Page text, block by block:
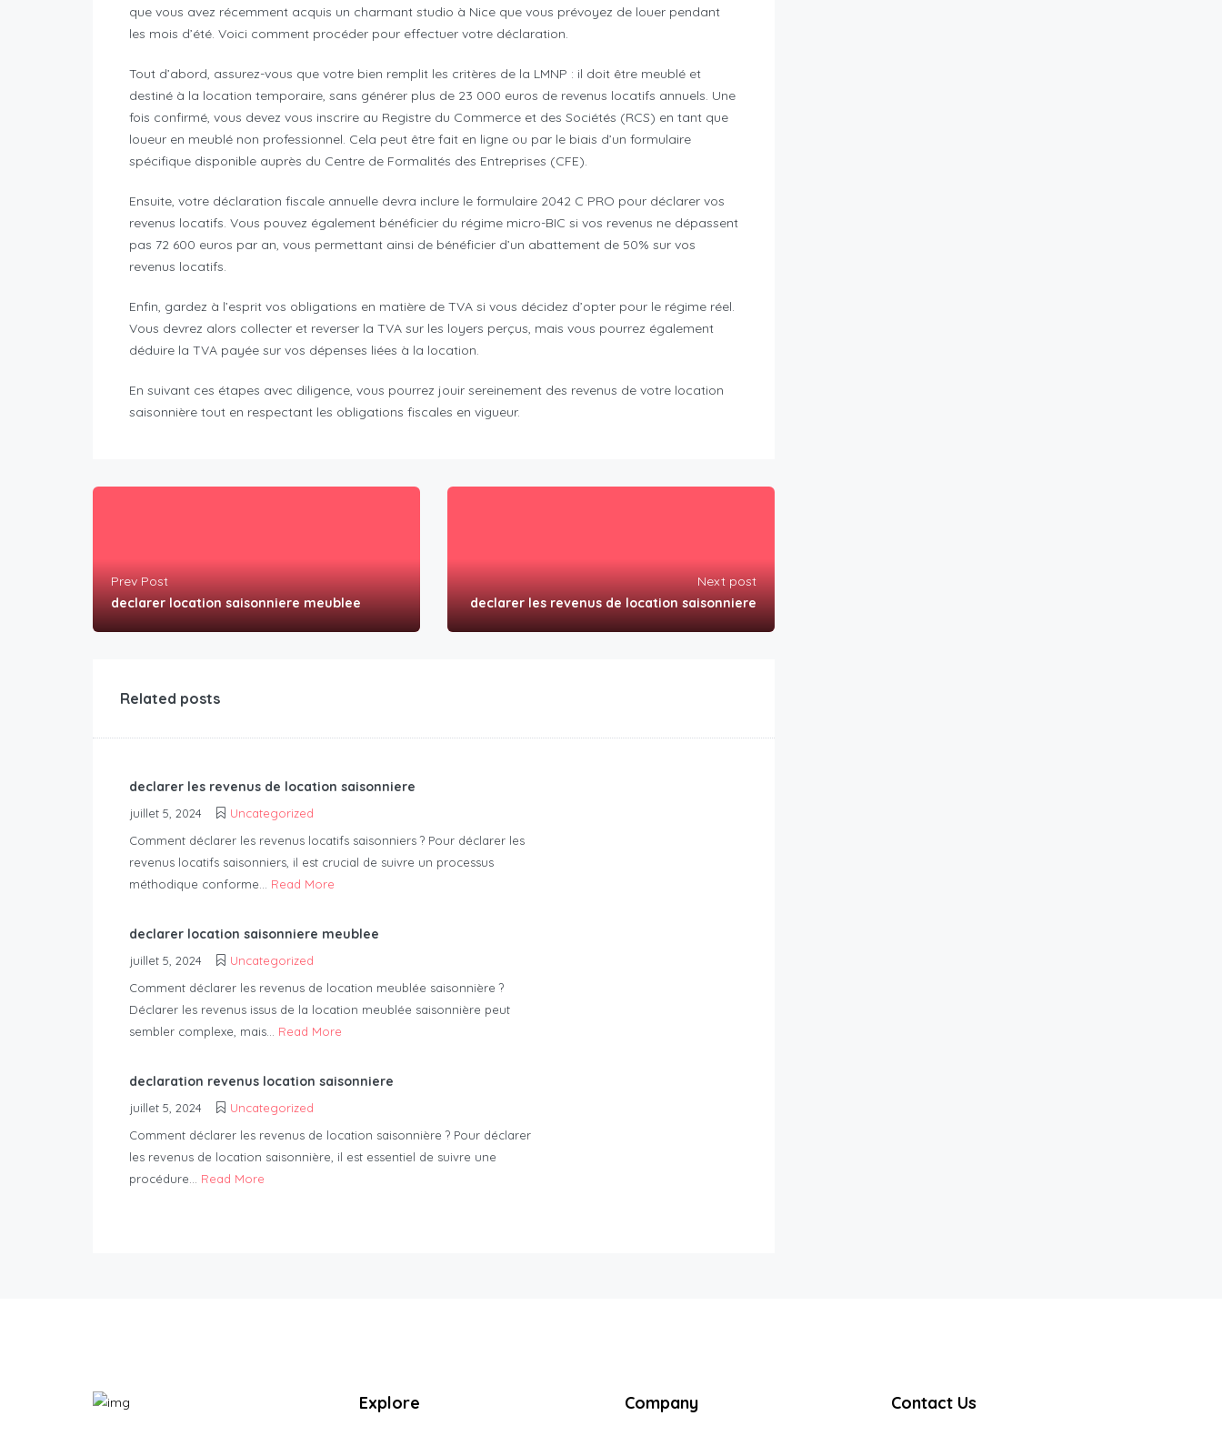
que vous avez récemment acquis un charmant studio à Nice que vous prévoyez de louer pendant
les mois d’été. Voici comment procéder pour effectuer votre déclaration.
Tout d’abord, assurez-vous que votre bien remplit les critères de la LMNP : il doit être meublé et
destiné à la location temporaire, sans générer plus de 23 000 euros de revenus locatifs annuels. Une
fois confirmé, vous devez vous inscrire au Registre du Commerce et des Sociétés (RCS) en tant que
loueur en meublé non professionnel. Cela peut être fait en ligne ou par le biais d’un formulaire
spécifique disponible auprès du Centre de Formalités des Entreprises (CFE).
Ensuite, votre déclaration fiscale annuelle devra inclure le formulaire 2042 C PRO pour déclarer vos
revenus locatifs. Vous pouvez également bénéficier du régime micro-BIC si vos revenus ne dépassent
pas 72 600 euros par an, vous permettant ainsi de bénéficier d’un abattement de 50% sur vos
revenus locatifs.
Enfin, gardez à l’esprit vos obligations en matière de TVA si vous décidez d’opter pour le régime réel.
Vous devrez alors collecter et reverser la TVA sur les loyers perçus, mais vous pourrez également
déduire la TVA payée sur vos dépenses liées à la location.
En suivant ces étapes avec diligence, vous pourrez jouir sereinement des revenus de votre location
saisonnière tout en respectant les obligations fiscales en vigueur.
Prev Post
declarer location saisonniere meublee
Next post
declarer les revenus de location saisonniere
Related posts
declarer les revenus de location saisonniere
juillet 5, 2024
Uncategorized
Comment déclarer les revenus locatifs saisonniers ? Pour déclarer les
revenus locatifs saisonniers, il est crucial de suivre un processus
méthodique conforme... Read More
declarer location saisonniere meublee
juillet 5, 2024
Uncategorized
Comment déclarer les revenus de location meublée saisonnière ?
Déclarer les revenus issus de la location meublée saisonnière peut
sembler complexe, mais... Read More
declaration revenus location saisonniere
juillet 5, 2024
Uncategorized
Comment déclarer les revenus de location saisonnière ? Pour déclarer
les revenus de location saisonnière, il est essentiel de suivre une
procédure... Read More
Explore Company Contact Us